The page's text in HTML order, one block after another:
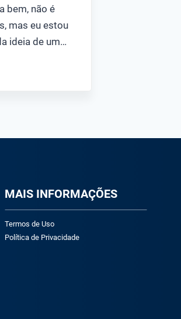
bem, não é
mas eu estou
ideia de um…
MAIS INFORMAÇÕES
Termos de Uso
Política de Privacidade